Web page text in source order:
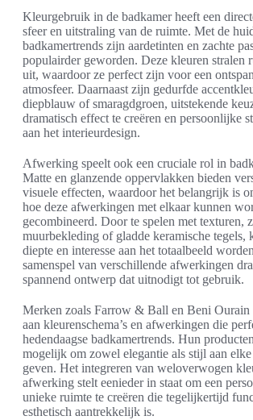
Kleurgebruik in de badkamer heeft een
sfeer en uitstraling van de ruimte. Met de
badkamertrends zijn aardetinten en zachte
populairder geworden. Deze kleuren stralen
uit, waardoor ze perfect zijn voor een
atmosfeer. Daarnaast zijn gedurfde
diepblauw of smaragdgroen, uitstekende
dramatisch effect te creëren en persoonlijke
aan het interieurdesign.
Afwerking speelt ook een cruciale rol in
Matte en glanzende oppervlakken bieden
visuele effecten, waardoor het belangrijk is
hoe deze afwerkingen met elkaar kunnen
gecombineerd. Door te spelen met texturen,
muurbekleding of gladde keramische tegels,
diepte en interesse aan het totaalbeeld
samenspel van verschillende afwerkingen
spannend ontwerp dat uitnodigt tot gebruik.
Merken zoals Farrow & Ball en Beni Ourain
aan kleurenschema’s en afwerkingen die
hedendaagse badkamertrends. Hun
mogelijk om zowel elegantie als stijl aan
geven. Het integreren van weloverwogen
afwerking stelt eenieder in staat om een
unieke ruimte te creëren die tegelijkertijd
esthetisch aantrekkelijk is.